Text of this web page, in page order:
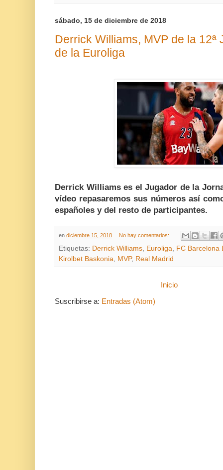
sábado, 15 de diciembre de 2018
Derrick Williams, MVP de la 12ª
de la Euroliga
Derrick Williams es el Jugador de la
vídeo repasaremos sus números así
españoles y del resto de participantes.
en diciembre 15, 2018 No hay comentarios:
Etiquetas: Derrick Williams, Euroliga, FC Barcelona
Kirolbet Baskonia, MVP, Real Madrid
Inicio
Suscribirse a: Entradas (Atom)